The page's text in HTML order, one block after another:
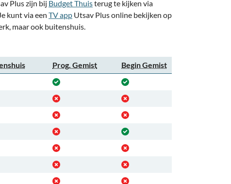
Plus zijn bij Budget Thuisterug te kijken via
kunt via een TV app Utsav Plus online bekijken op
maar ook buitenshuis.
Prog. Gemist
Begin Gemist